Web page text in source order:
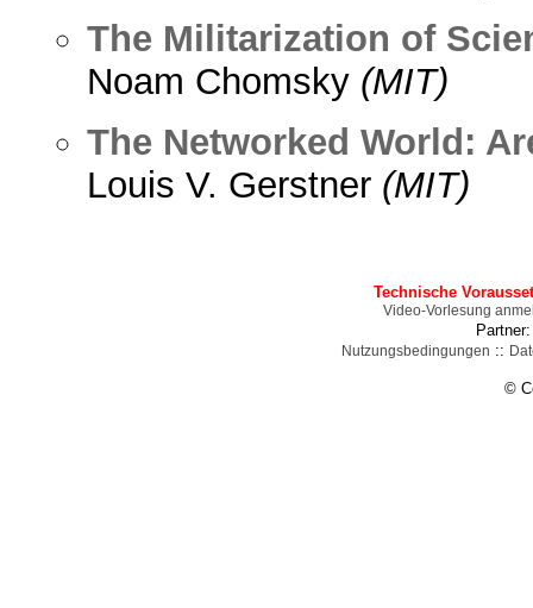
The Militarization of
Noam Chomsky (MIT)
The Networked World:
Louis V. Gerstner (MIT)
Technische
Video-Vorlesung
Nutzungsbedingungen ::
©